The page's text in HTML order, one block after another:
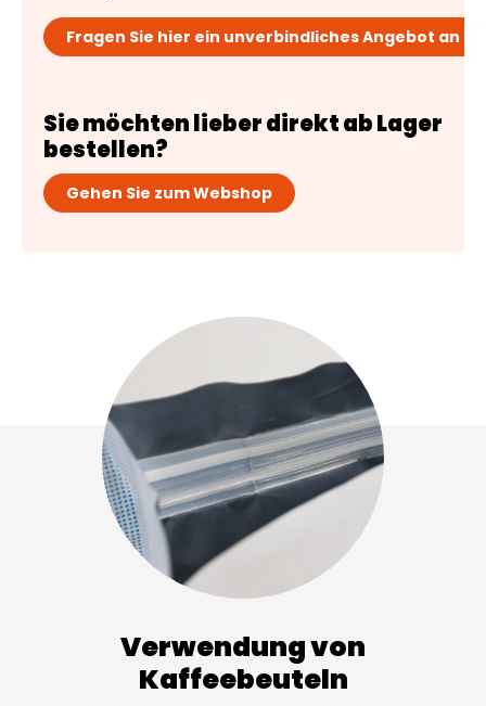
Fragen Sie hier ein unverbindliches Angebot an
Sie möchten lieber direkt ab Lager
bestellen?
Gehen Sie zum Webshop
Verwendung von
Kaffeebeuteln